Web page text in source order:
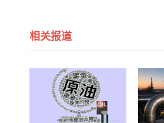
相关报道